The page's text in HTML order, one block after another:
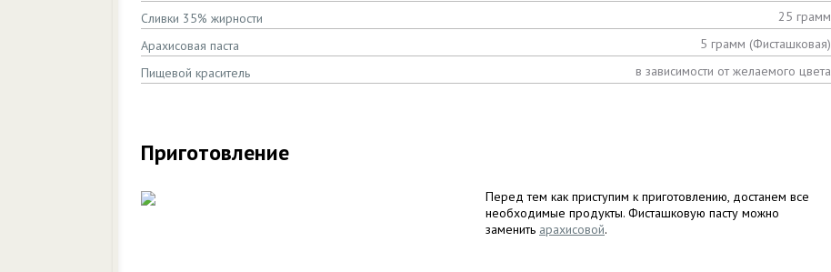
Сливки 35% жирности
25 грамм
Арахисовая паста
5 грамм (Фисташковая)
Пищевой краситель
в зависимости от желаемого цвета
Приготовление
Перед тем как приступим к приготовлению, достанем все
необходимые продукты. Фисташковую пасту можно
заменить арахисовой.